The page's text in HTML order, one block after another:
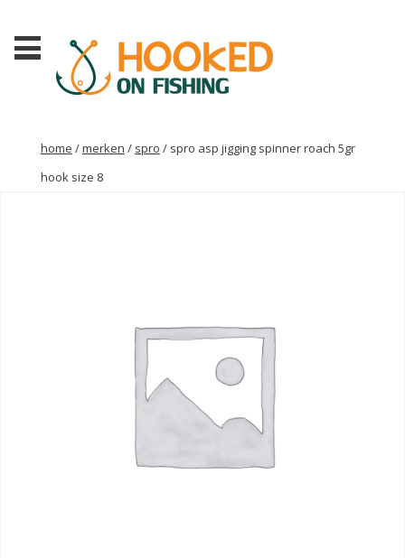
home /merken / spro / spro asp jigging spinner roach 5gr
hook size 8